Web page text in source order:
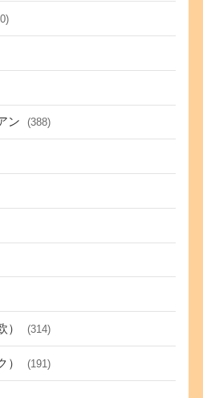
ン (388)
） (314)
） (191)